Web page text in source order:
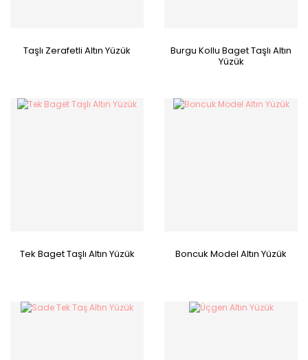
Taşlı Zerafetli Altın Yüzük
Burgu Kollu Baget Taşlı Altın
Yüzük
Tek Baget Taşlı Altın Yüzük Boncuk Model Altın Yüzük